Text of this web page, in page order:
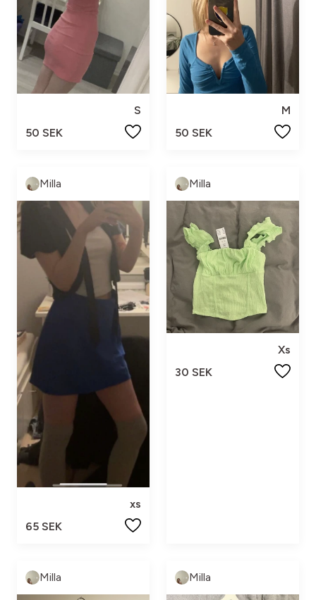
S
50 SEK
M
50 SEK
Milla
xs
65 SEK
Milla
Xs
30 SEK
Milla Milla